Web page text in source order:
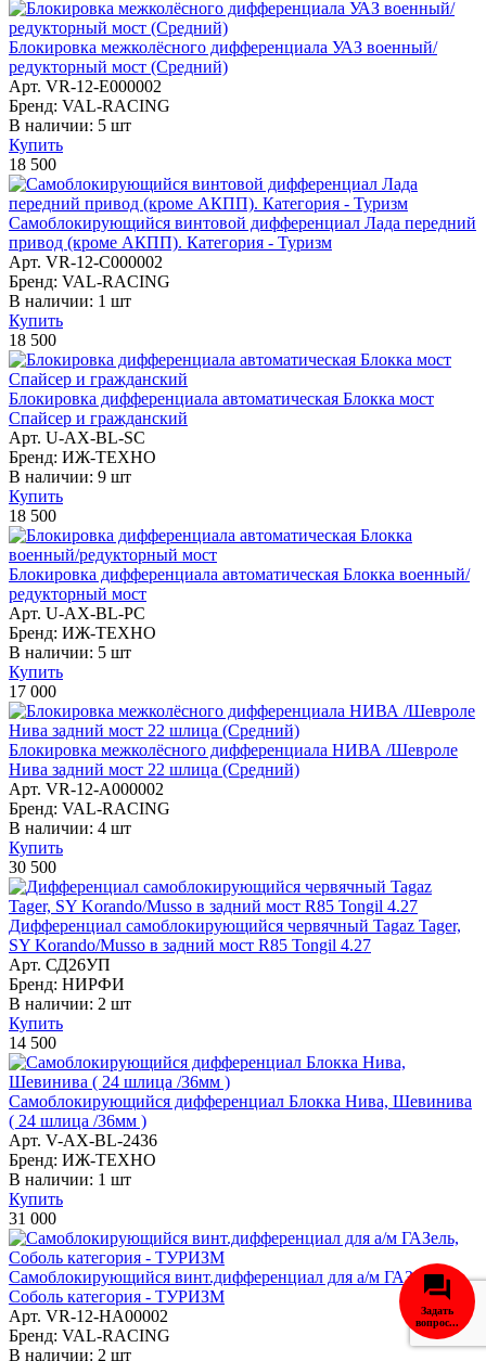
Блокировка межколёcного дифференциала УАЗ военный/
редукторный мост (Средний)
Арт. VR-12-E000002
Бренд: VAL-RACING
В наличии: 5 шт
Купить
18 500
Самоблокирующийся винтовой дифференциал Лада передний
привод (кроме АКПП). Категория - Туризм
Арт. VR-12-C000002
Бренд: VAL-RACING
В наличии: 1 шт
Купить
18 500
Блокировка дифференциала автоматическая Блокка мост
Спайсер и гражданский
Арт. U-AX-BL-SC
Бренд: ИЖ-ТЕХНО
В наличии: 9 шт
Купить
18 500
Блокировка дифференциала автоматическая Блокка военный/
редукторный мост
Арт. U-AX-BL-PC
Бренд: ИЖ-ТЕХНО
В наличии: 5 шт
Купить
17 000
Блокировка межколёcного дифференциала НИВА /Шевроле
Нива задний мост 22 шлица (Средний)
Арт. VR-12-A000002
Бренд: VAL-RACING
В наличии: 4 шт
Купить
30 500
Дифференциал самоблокирующийся червячный Tagaz Tager,
SY Korando/Musso в задний мост R85 Tongil 4.27
Арт. СД26УП
Бренд: НИРФИ
В наличии: 2 шт
Купить
14 500
Самоблокирующийся дифференциал Блокка Нива, Шевинива
( 24 шлица /36мм )
Арт. V-AX-BL-2436
Бренд: ИЖ-ТЕХНО
В наличии: 1 шт
Купить
31 000
Самоблокирующийся винт.дифференциал для а/м ГАЗель,
Соболь категория - ТУРИЗМ
Арт. VR-12-HA00002
Бренд: VAL-RACING
В наличии: 2 шт
Задать
вопрос...